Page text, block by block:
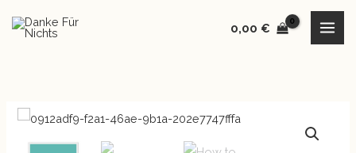
Inhalt
0,00 €
How